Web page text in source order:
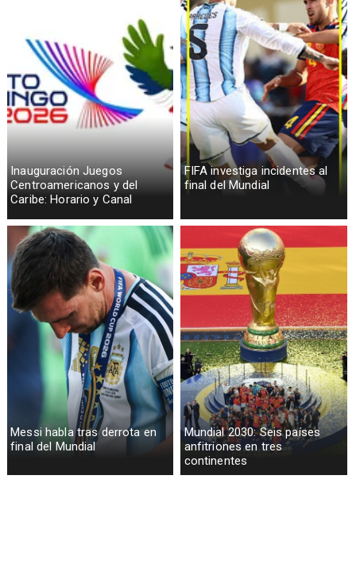
Inauguración Juegos
Centroamericanos y del
Caribe: Horario y Canal
FIFA investiga incidentes al
final del Mundial
Messi habla tras derrota en
final del Mundial
Mundial 2030: Seis países
anfitriones en tres
continentes